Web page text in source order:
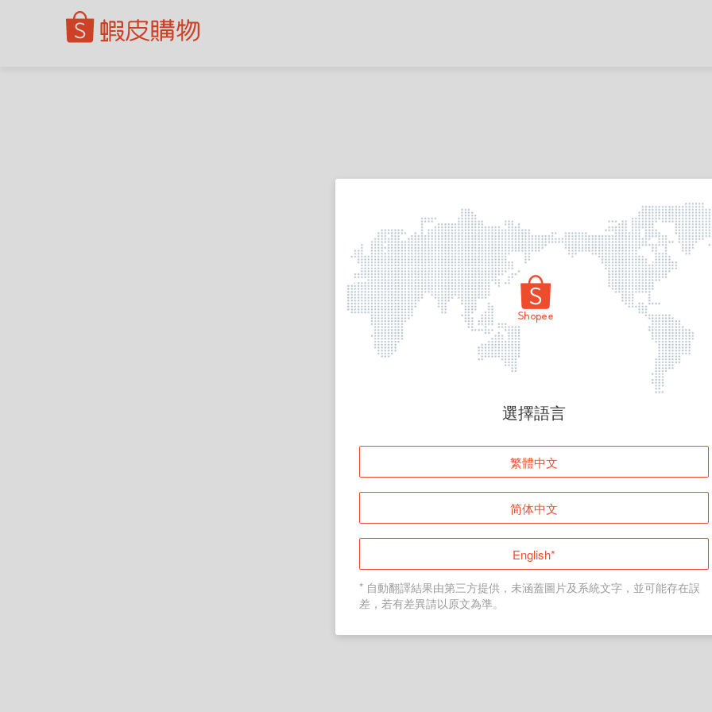
頁面無法顯示
登入
返回首頁
選擇語言
繁體中文
简体中文
English*
* 自動翻譯結果由第三方提供，未涵蓋圖片及系統文字，並可能存在誤
差，若有差異請以原文為準。